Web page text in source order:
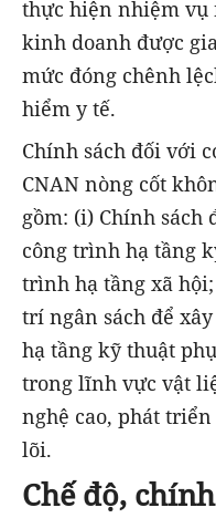
thực hiện nhiệm vụ
kinh doanh được
mức đóng chênh
hiểm y tế.
Chính sách đối với
CNAN nòng cốt
gồm: (i) Chính sách
công trình hạ tầng
trình hạ tầng xã
trí ngân sách để
hạ tầng kỹ thuật
trong lĩnh vực vật
nghệ cao, phát
lõi.
Chế độ,